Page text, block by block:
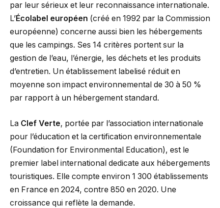
par leur sérieux et leur reconnaissance internationale.
L’Écolabel européen (créé en 1992 par la Commission
européenne) concerne aussi bien les hébergements
que les campings. Ses 14 critères portent sur la
gestion de l’eau, l’énergie, les déchets et les produits
d’entretien. Un établissement labelisé réduit en
moyenne son impact environnemental de 30 à 50 %
par rapport à un hébergement standard.
La Clef Verte, portée par l’association internationale
pour l’éducation et la certification environnementale
(Foundation for Environmental Education), est le
premier label international dedicate aux hébergements
touristiques. Elle compte environ 1 300 établissements
en France en 2024, contre 850 en 2020. Une
croissance qui reflète la demande.